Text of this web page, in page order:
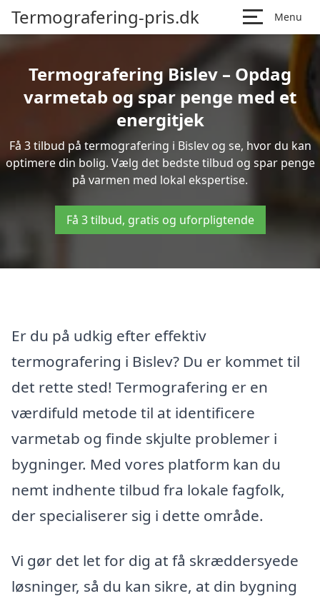
Termografering-pris.dk Menu
Termografering Bislev – Opdag
varmetab og spar penge med et
energitjek
Få 3 tilbud på termografering i Bislev og se, hvor du kan
optimere din bolig. Vælg det bedste tilbud og spar penge
på varmen med lokal ekspertise.
Få 3 tilbud, gratis og uforpligtende
Er du på udkig efter effektiv
termografering i Bislev? Du er kommet til
det rette sted! Termografering er en
værdifuld metode til at identificere
varmetab og finde skjulte problemer i
bygninger. Med vores platform kan du
nemt indhente tilbud fra lokale fagfolk,
der specialiserer sig i dette område.
Vi gør det let for dig at få skræddersyede
løsninger, så du kan sikre, at din bygning